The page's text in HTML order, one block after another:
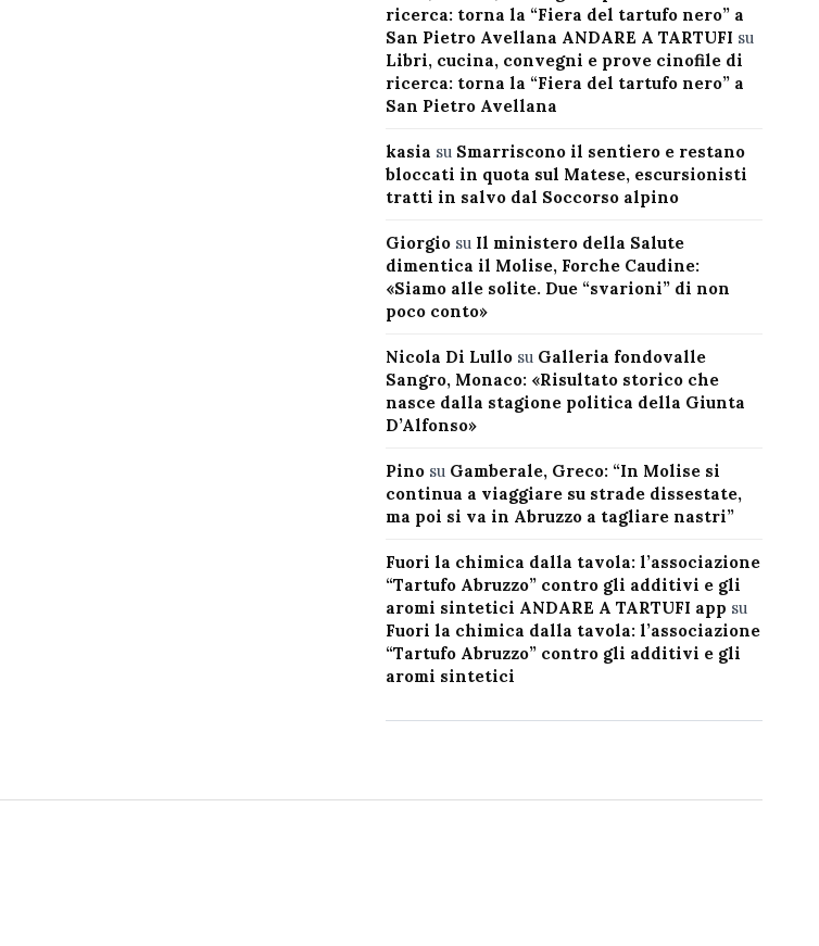
ricerca: torna la “Fiera del tartufo nero” a
San Pietro Avellana ANDARE A TARTUFI su
Libri, cucina, convegni e prove cinofile di
ricerca: torna la “Fiera del tartufo nero” a
San Pietro Avellana
kasia su Smarriscono il sentiero e restano
bloccati in quota sul Matese, escursionisti
tratti in salvo dal Soccorso alpino
Giorgiosu Il ministero della Salute
dimentica il Molise, Forche Caudine:
«Siamo alle solite. Due “svarioni” di non
poco conto»
Nicola Di Lullosu Galleria fondovalle
Sangro, Monaco: «Risultato storico che
nasce dalla stagione politica della Giunta
D’Alfonso»
Pinosu Gamberale, Greco: “In Molise si
continua a viaggiare su strade dissestate,
ma poi si va in Abruzzo a tagliare nastri”
Fuori la chimica dalla tavola: l’associazione
“Tartufo Abruzzo” contro gli additivi e gli
aromi sintetici ANDARE A TARTUFI app su
Fuori la chimica dalla tavola: l’associazione
“Tartufo Abruzzo” contro gli additivi e gli
aromi sintetici